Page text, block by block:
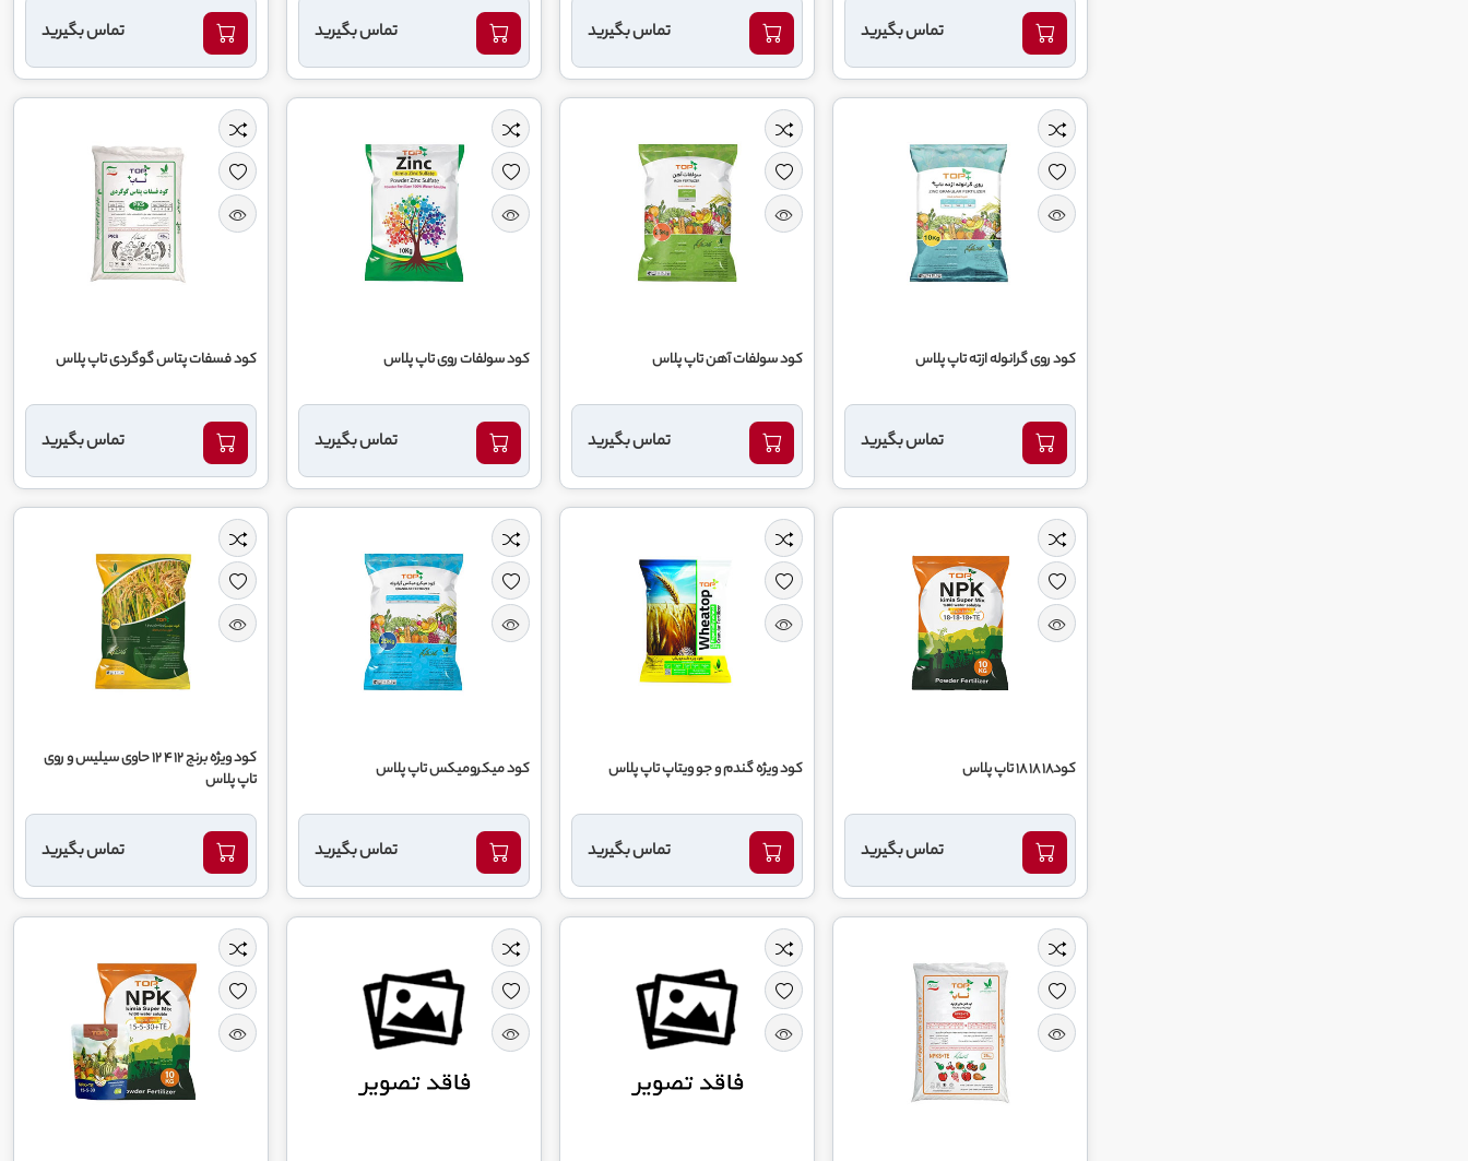
تماس بگیرید تماس بگیرید تماس بگیرید تماس بگیرید
کود روی گرانوله ازته تاپ پلاس
تماس بگیرید
کود سولفات آهن تاپ پلاس
تماس بگیرید
کود سولفات روی تاپ پلاس
تماس بگیرید
کود فسفات پتاس گوگردی تاپ پلاس
تماس بگیرید
کود18 18 18 تاپ پلاس
تماس بگیرید
کود ویژه گندم و جو ویتاپ تاپ پلاس
تماس بگیرید
کود میکرومیکس تاپ پلاس
تماس بگیرید
کود ویژه برنج ۱۲ ۴ ۱۲ حاوی سیلیس و روی
تاپ پلاس
تماس بگیرید